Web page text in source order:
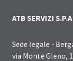
ATB SERVIZI
Sede legale -
via Monte Gleno,